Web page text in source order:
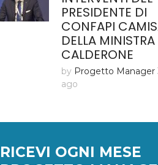
PRESIDENTE DI
CONFAPI
DELLA MINISTRA
CALDERONE
by Progetto Manager
ago
RICEVI OGNI MESE